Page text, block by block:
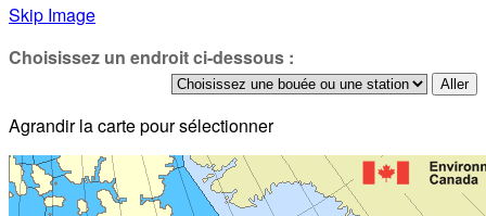
Skip Image
Choisissez un endroit ci-dessous :
Agrandir la carte pour sélectionner